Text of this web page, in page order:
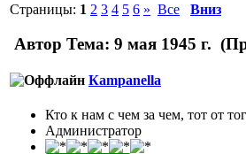
Страницы: 1 2 3 4 5 6 » Все Вниз
Автор Тема: 9 мая 1945 г.
Кampanella
Кто к нам с чем за чем, тот от
Администратор